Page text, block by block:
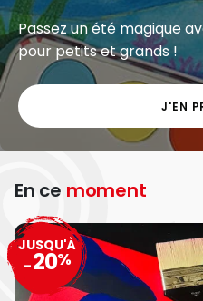
Passez un été magique
pour petits et grands !
J'EN
En ce moment
JUSQU'À
-20%